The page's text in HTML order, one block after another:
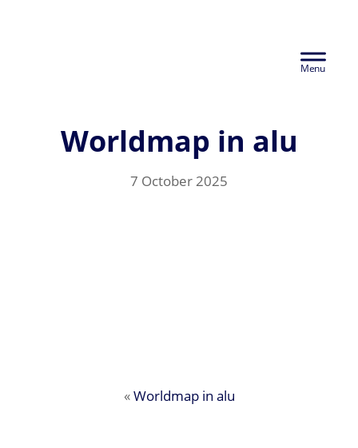
Header
Worldmap in alu
7 October 2025
«Worldmap in alu